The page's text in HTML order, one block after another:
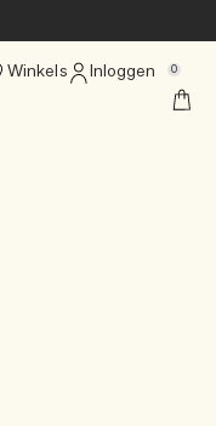
Winkels Inloggen 0